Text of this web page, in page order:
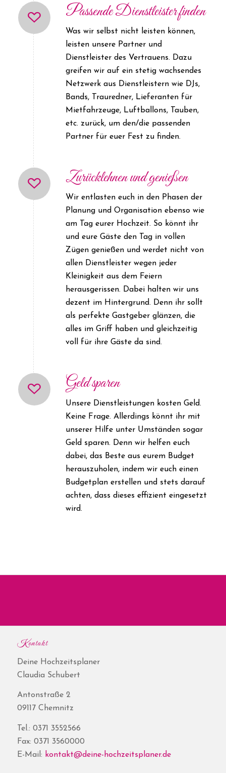
Passende Dienstleister finden
Was wir selbst nicht leisten können,
leisten unsere Partner und
Dienstleister des Vertrauens. Dazu
greifen wir auf ein stetig wachsendes
Netzwerk aus Dienstleistern wie DJs,
Bands, Trauredner, Lieferanten für
Mietfahrzeuge, Luftballons, Tauben,
etc. zurück, um den/die passenden
Partner für euer Fest zu finden.
Zurücklehnen und genießen
Wir entlasten euch in den Phasen der
Planung und Organisation ebenso wie
am Tag eurer Hochzeit. So könnt ihr
und eure Gäste den Tag in vollen
Zügen genießen und werdet nicht von
allen Dienstleister wegen jeder
Kleinigkeit aus dem Feiern
herausgerissen. Dabei halten wir uns
dezent im Hintergrund. Denn ihr sollt
als perfekte Gastgeber glänzen, die
alles im Griff haben und gleichzeitig
voll für ihre Gäste da sind.
Geld sparen
Unsere Dienstleistungen kosten Geld.
Keine Frage. Allerdings könnt ihr mit
unserer Hilfe unter Umständen sogar
Geld sparen. Denn wir helfen euch
dabei, das Beste aus eurem Budget
herauszuholen, indem wir euch einen
Budgetplan erstellen und stets darauf
achten, dass dieses effizient eingesetzt
wird.
Kontakt
Deine Hochzeitsplaner
Claudia Schubert
Antonstraße 2
09117 Chemnitz
Tel.: 0371 3552566
Fax: 0371 3560000
E-Mail: kontakt@deine-hochzeitsplaner.de